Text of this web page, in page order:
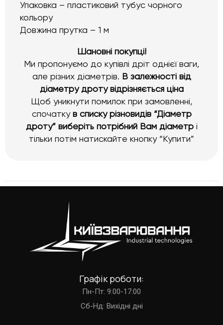
Упаковка – пластиковий тубус чорного
кольору
Довжина прутка – 1 м
Шановні покупці!
Ми пропонуємо до купівлі дріт однієї ваги,
але різних діаметрів. В залежності від
діаметру дроту відрізняється ціна
Щоб уникнути помилок при замовленні,
спочатку в списку різновидів “Діаметр
дроту” виберіть потрібний Вам діаметрі
тільки потім натискайте кнопку “Купити”
Графік роботи:
Пн-Пт: 9:00-17:00
Cб-Нд: Вихідні дні